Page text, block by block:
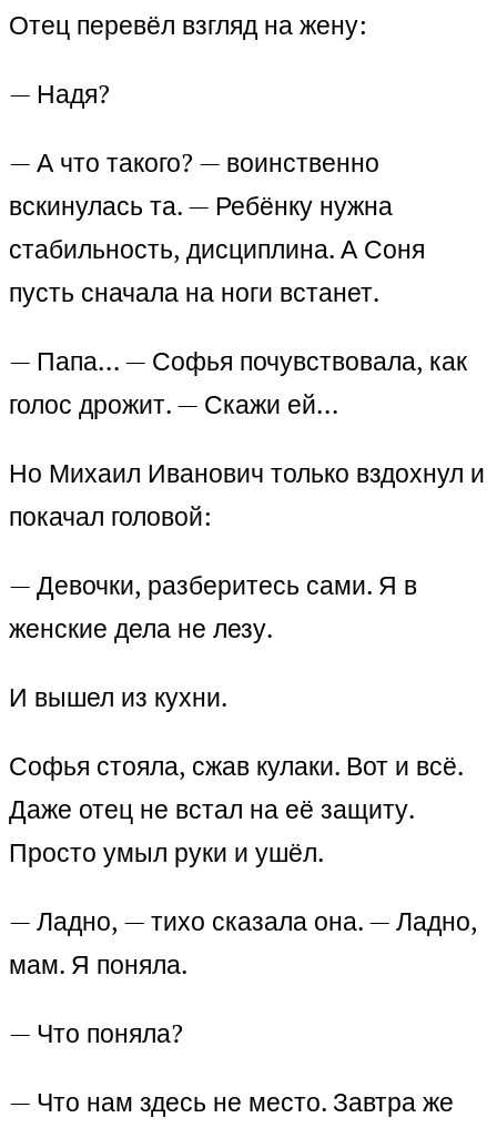
Отец перевёл взгляд на жену:
— Надя?
— А что такого? — воинственно
вскинулась та. — Ребёнку нужна
стабильность, дисциплина. А Соня
пусть сначала на ноги встанет.
— Папа… — Софья почувствовала, как
голос дрожит. — Скажи ей…
Но Михаил Иванович только вздохнул и
покачал головой:
— Девочки, разберитесь сами. Я в
женские дела не лезу.
И вышел из кухни.
Софья стояла, сжав кулаки. Вот и всё.
Даже отец не встал на её защиту.
Просто умыл руки и ушёл.
— Ладно, — тихо сказала она. — Ладно,
мам. Я поняла.
— Что поняла?
— Что нам здесь не место. Завтра же